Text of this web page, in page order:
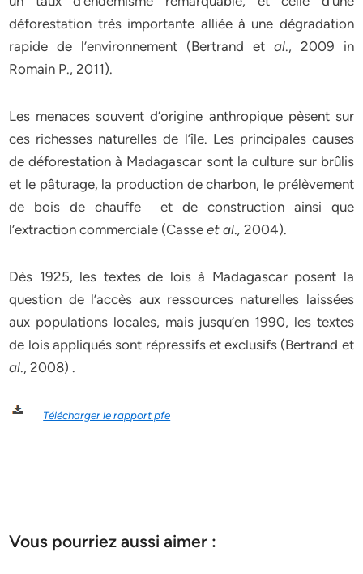
déforestation très importante alliée à une dégradation
rapide de l’environnement (Bertrand et al., 2009 in
Romain P., 2011).
Les menaces souvent d’origine anthropique pèsent sur
ces richesses naturelles de l’île. Les principales causes
de déforestation à Madagascar sont la culture sur brûlis
et le pâturage, la production de charbon, le prélèvement
de bois de chauffe et de construction ainsi que
l’extraction commerciale (Casseet al.,2004).
Dès 1925, les textes de lois à Madagascar posent la
question de l’accès aux ressources naturelles laissées
aux populations locales, mais jusqu’en 1990, les textes
de lois appliqués sont répressifs et exclusifs (Bertrand et
al., 2008) .
Télécharger le rapport pfe
Vous pourriez aussi aimer :